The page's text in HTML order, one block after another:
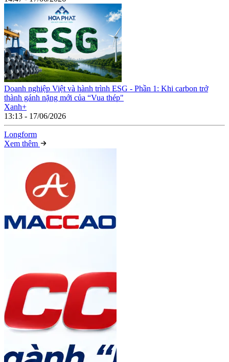
Doanh nghiệp Việt và hành trình ESG - Phần 1: Khi carbon trở
thành gánh nặng mới của “Vua thép"
Xanh+
13:13 - 17/06/2026
Longform
Xem thêm